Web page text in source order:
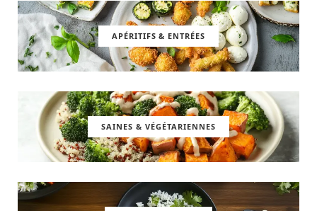
APÉRITIFS & ENTRÉES
SAINES & VÉGÉTARIENNES